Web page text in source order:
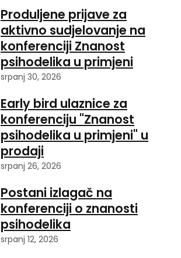
Produljene prijave za
aktivno sudjelovanje na
konferenciji Znanost
psihodelika u primjeni
srpanj 30, 2026
Early bird ulaznice za
konferenciju "Znanost
psihodelika u primjeni" u
prodaji
srpanj 26, 2026
Postani izlagač na
konferenciji o znanosti
psihodelika
srpanj 12, 2026